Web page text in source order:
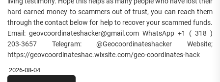
hard earned money to scammers out of trust, you can reach them
through the contact below for help to recover your scammed funds.
Email: geovcoordinateshacker@gmail.com WhatsApp +1 ( 318 )
203-3657 Telegram: @Geocoordinateshacker Website;
https://geovcoordinateshac.wixsite.com/geo-coordinates-hack
2026-08-04